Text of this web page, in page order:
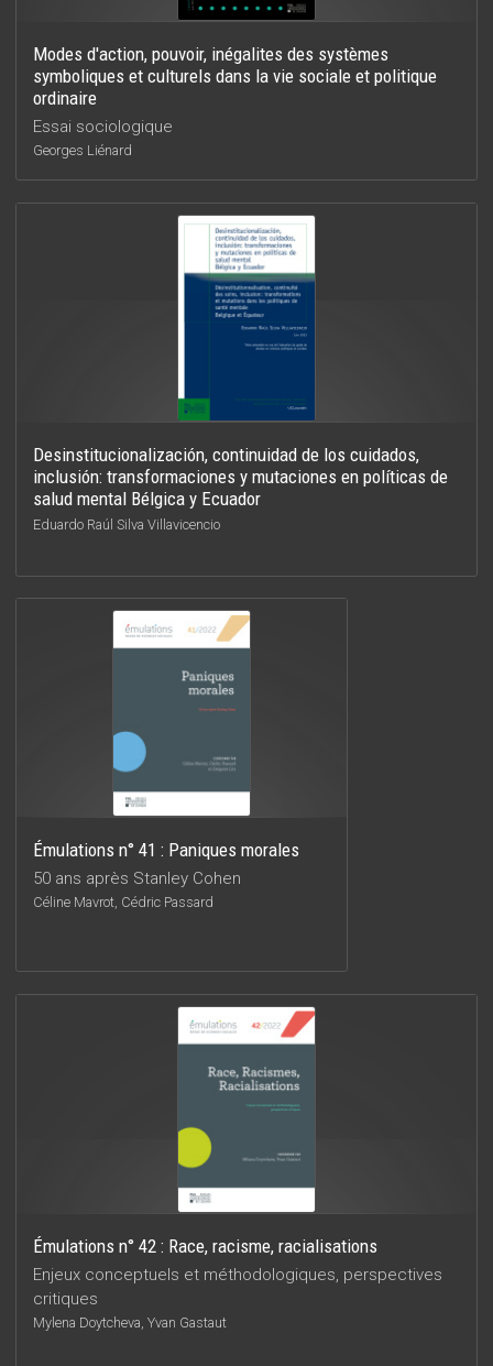
Modes d'action, pouvoir, inégalites des systèmes
symboliques et culturels dans la vie sociale et politique
ordinaire
Essai sociologique
Georges Liénard
Desinstitucionalización, continuidad de los cuidados,
inclusión: transformaciones y mutaciones en políticas de
salud mental Bélgica y Ecuador
Eduardo Raúl Silva Villavicencio
Émulations n° 41 : Paniques morales
50 ans après Stanley Cohen
Céline Mavrot, Cédric Passard
Émulations n° 42 : Race, racisme, racialisations
Enjeux conceptuels et méthodologiques, perspectives
critiques
Mylena Doytcheva, Yvan Gastaut